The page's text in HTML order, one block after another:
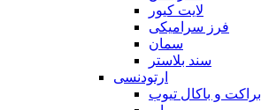
لایت کیور
فرز سرامیکی
سمان
سند بلاستر
ارتودنسی
براکت و باکال تیوب